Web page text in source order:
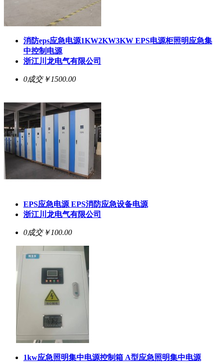
消防eps应急电源1KW2KW3KW EPS电源柜照明应急集
中控制电源
浙江川龙电气有限公司
0成交￥1500.00
EPS应急电源 EPS消防应急设备电源
浙江川龙电气有限公司
0成交￥100.00
1kw应急照明集中电源控制箱 A型应急照明集中电源